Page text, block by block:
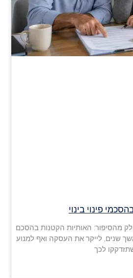
פינוי בינוי
מהסיפור: האותיות הקטנות בהסכם
שנים, לייקר את העסקה ואף למנוע
לכך